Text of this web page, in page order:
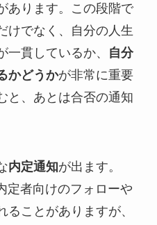
あります。この段階で
けでなく、自分の人生
貫しているか、
自分
かどうかが非常に重要
と、あとは合否の通知
内定通知が出ます。
定者向けのフォローや
ことがありますが、